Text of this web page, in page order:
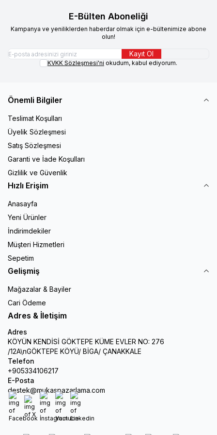
E-Bülten Aboneliği
Kampanya ve yeniliklerden haberdar olmak için e-bültenimize abone
olun!
Kayıt Ol
KVKK Sözleşmesi'ni okudum, kabul ediyorum.
Önemli Bilgiler
Teslimat Koşulları
Üyelik Sözleşmesi
Satış Sözleşmesi
Garanti ve İade Koşulları
Gizlilik ve Güvenlik
Hızlı Erişim
Anasayfa
Yeni Ürünler
İndirimdekiler
Müşteri Hizmetleri
Sepetim
Gelişmiş
Mağazalar & Bayiler
Cari Ödeme
Adres & İletişim
Adres
KÖYÜN KENDİSİ GÖKTEPE KÜME EVLER NO: 276
/12A\nGÖKTEPE KÖYÜ/ BİGA/ ÇANAKKALE
Telefon
+905334106217
E-Posta
destek@mukaspazarlama.com
Facebook
X İnstagram
Youtube